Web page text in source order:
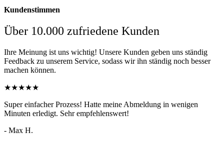
Kundenstimmen
Über 10.000 zufriedene Kunden
Ihre Meinung ist uns wichtig! Unsere Kunden geben uns ständig
Feedback zu unserem Service, sodass wir ihn ständig noch besser
machen können.
★★★★★
Super einfacher Prozess! Hatte meine Abmeldung in wenigen
Minuten erledigt. Sehr empfehlenswert!
- Max H.